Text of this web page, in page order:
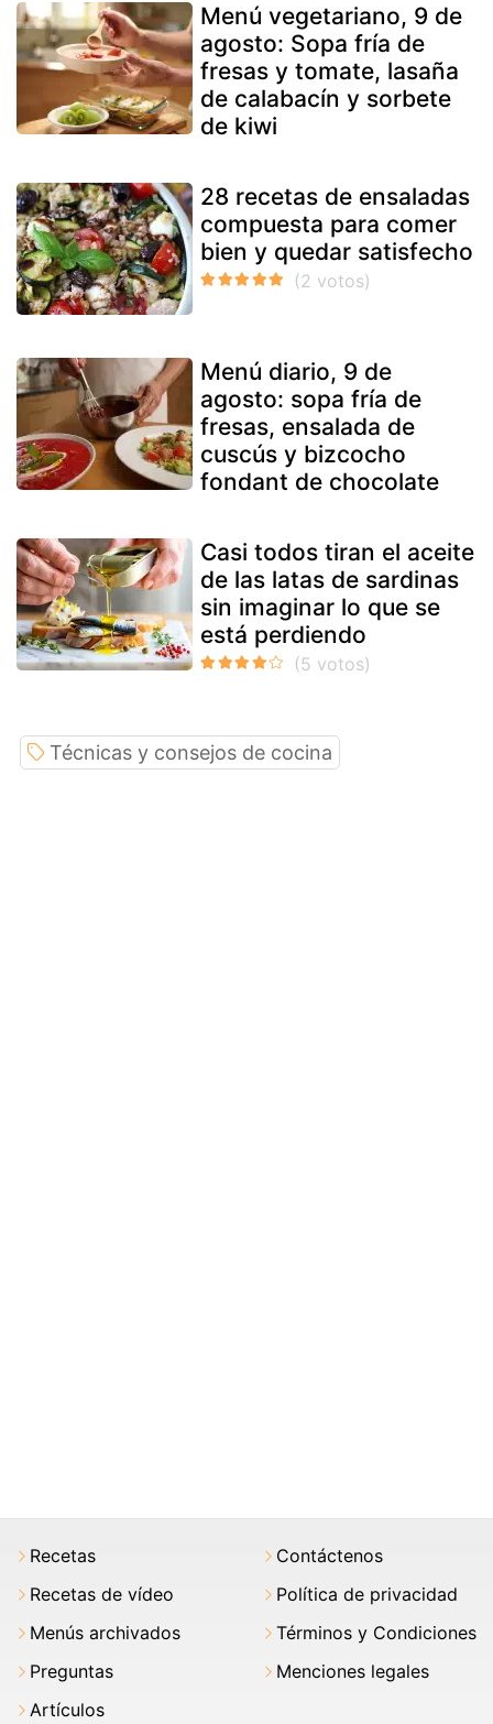
Menú vegetariano, 9 de
agosto: Sopa fría de
fresas y tomate, lasaña
de calabacín y sorbete
de kiwi
28 recetas de ensaladas
compuesta para comer
bien y quedar satisfecho
Menú diario, 9 de
agosto: sopa fría de
fresas, ensalada de
cuscús y bizcocho
fondant de chocolate
Casi todos tiran el aceite
de las latas de sardinas
sin imaginar lo que se
está perdiendo
Técnicas y consejos de cocina
Recetas
Recetas de vídeo
Menús archivados
Preguntas
Artículos
Contáctenos
Política de privacidad
Términos y Condiciones
Menciones legales